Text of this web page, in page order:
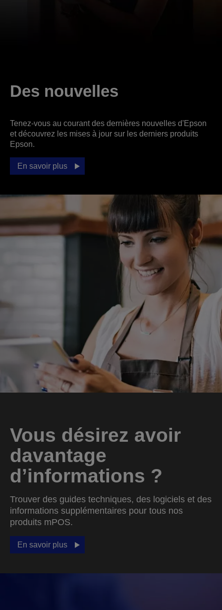
Des nouvelles
Tenez-vous au courant des dernières nouvelles d'Epson
et découvrez les mises à jour sur les derniers produits
Epson.
En savoir plus
Vous désirez avoir
davantage
d’informations ?
Trouver des guides techniques, des logiciels et des
informations supplémentaires pour tous nos
produits mPOS.
En savoir plus